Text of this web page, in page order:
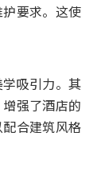
要求。这使
吸引力。其
强了酒店的
合建筑风格